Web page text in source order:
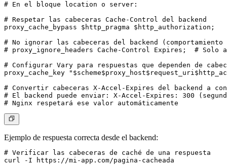
# En el bloque location o server:
# Respetar las cabeceras Cache-Control del backend
proxy_cache_bypass $http_pragma $http_authorization;
# No ignorar las cabeceras del backend
# proxy_ignore_headers Cache-Control Expires;  #
# Configurar Vary para respuestas que dependen de
proxy_cache_key
# Convertir cabeceras X-Accel-Expires del backend a
# El backend puede enviar: X-Accel-Expires: 300
Ejemplo de respuesta correcta desde el backend:
# Verificar las cabeceras de caché de una respuesta
curl -I https://mi-app.com/pagina-cacheada